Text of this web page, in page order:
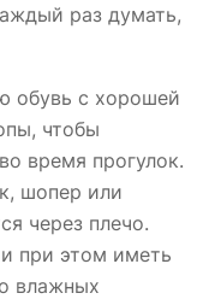
раз думать,
обувь с хорошей
чтобы
время прогулок.
шопер или
через плечо.
при этом иметь
влажных